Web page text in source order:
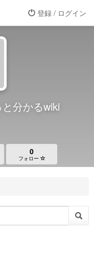
登録 / ログイン
分かるwiki
0
フォロー